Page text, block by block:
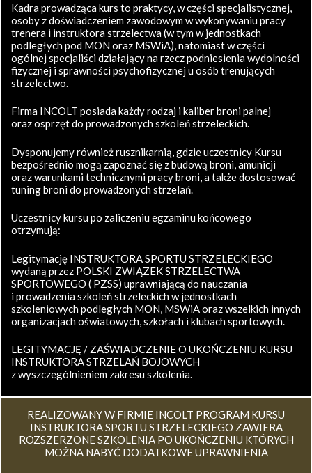
Kadra prowadząca kurs to praktycy, w części specjalistycznej,
osoby z doświadczeniem zawodowym w wykonywaniu pracy
trenera i instruktora strzelectwa (w tym w jednostkach
podległych pod MON oraz MSWiA), natomiast w części
ogólnej specjaliści działający na rzecz podniesienia wydolności
fizycznej i sprawności psychofizycznej u osób trenujących
strzelectwo.
Firma INCOLT posiada każdy rodzaj i kaliber broni palnej
oraz osprzęt do prowadzonych szkoleń strzeleckich.
Dysponujemy również rusznikarnią, gdzie uczestnicy Kursu
bezpośrednio mogą zapoznać się z budową broni, amunicji
oraz warunkami technicznymi pracy broni, a także dostosować
tuning broni do prowadzonych strzelań.
Uczestnicy kursu po zaliczeniu egzaminu końcowego
otrzymują:
Legitymację INSTRUKTORA SPORTU STRZELECKIEGO
wydaną przez POLSKI ZWIĄZEK STRZELECTWA
SPORTOWEGO ( PZSS) uprawniającą do nauczania
i prowadzenia szkoleń strzeleckich w jednostkach
szkoleniowych podległych MON, MSWiA oraz wszelkich innych
organizacjach oświatowych, szkołach i klubach sportowych.
LEGITYMACJĘ / ZAŚWIADCZENIE O UKOŃCZENIU KURSU
INSTRUKTORA STRZELAŃ BOJOWYCH
z wyszczególnieniem zakresu szkolenia.
REALIZOWANY W FIRMIE INCOLT PROGRAM KURSU
INSTRUKTORA SPORTU STRZELECKIEGO ZAWIERA
ROZSZERZONE SZKOLENIA PO UKOŃCZENIU KTÓRYCH
MOŻNA NABYĆ DODATKOWE UPRAWNIENIA